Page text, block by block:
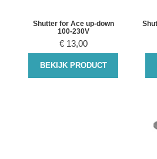
Shutter for Ace up-down
100-230V
€ 13,00
BEKIJK PRODUCT